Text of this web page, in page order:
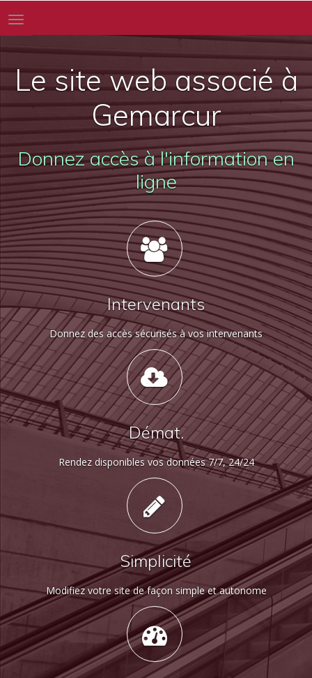
Toggle
navigation
Le site web associé à
Gemarcur
Donnez accès à l'information en
ligne
Intervenants
Donnez des accès sécurisés à vos intervenants
Démat.
Rendez disponibles vos données 7/7, 24/24
Simplicité
Modifiez votre site de façon simple et autonome